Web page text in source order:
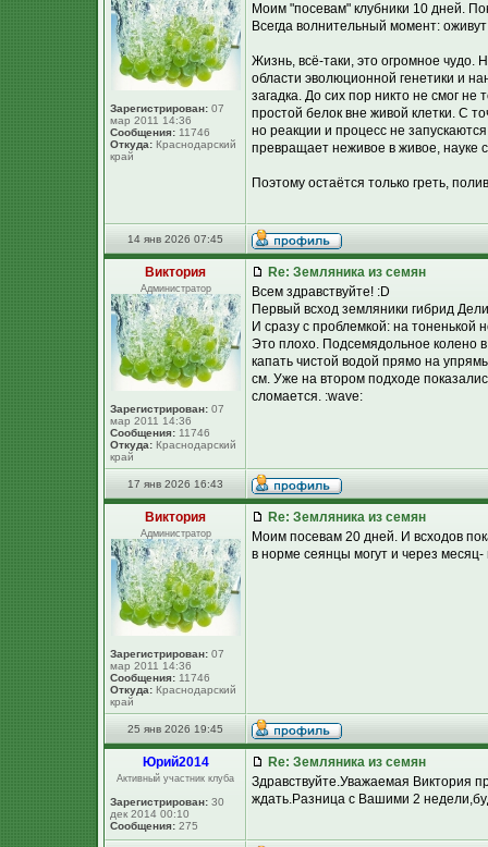
Зарегистрирован: 07
мар 2011 14:36
Сообщения: 11746
Откуда: Краснодарский
край
Моим "посевам" клубники 10 дней.
Всегда волнительный момент:
Жизнь, всё-таки, это огромное чудо.
области эволюционной генетики и
загадка. До сих пор никто не смог
простой белок вне живой клетки. С
но реакции и процесс не
превращает неживое в живое, науке
Поэтому остаётся только греть,
14 янв 2026 07:45
Виктория
Администратор
Зарегистрирован: 07
мар 2011 14:36
Сообщения: 11746
Откуда: Краснодарский
край
Re: Земляника из семян
Всем здравствуйте! :D
Первый всход земляники гибрид
И сразу с проблемкой: на тоненькой
Это плохо. Подсемядольное колено
капать чистой водой прямо на
см. Уже на втором подходе
сломается. :wave:
17 янв 2026 16:43
Виктория
Администратор
Зарегистрирован: 07
мар 2011 14:36
Сообщения: 11746
Откуда: Краснодарский
край
Re: Земляника из семян
Моим посевам 20 дней. И всходов
в норме сеянцы могут и через
25 янв 2026 19:45
Юpий2014
Активный участник клуба
Зарегистрирован: 30
дек 2014 00:10
Сообщения: 275
Re: Земляника из семян
Здравствуйте.Уважаемая Виктория
ждать.Разница с Вашими 2